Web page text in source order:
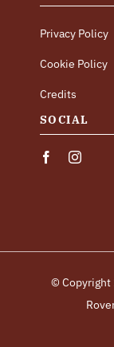
Privacy Policy
Cookie Policy
Credits
SOCIAL
© Copyright